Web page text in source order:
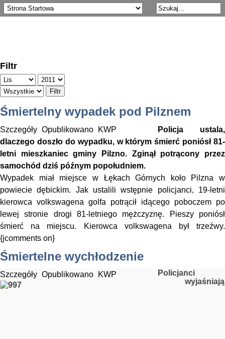
Filtr
Filtr
Śmiertelny wypadek pod Pilznem
Szczegóły Opublikowano KWP
Policja ustala,
dlaczego doszło do wypadku, w którym śmierć poniósł 81-
letni mieszkaniec gminy Pilzno. Zginął potrącony przez
samochód dziś późnym popołudniem.
Wypadek miał miejsce w Łękach Górnych koło Pilzna w
powiecie dębickim. Jak ustalili wstępnie policjanci, 19-letni
kierowca volkswagena golfa potrącił idącego poboczem po
lewej stronie drogi 81-letniego mężczyznę. Pieszy poniósł
śmierć na miejscu. Kierowca volkswagena był trzeźwy.
{jcomments on}
Śmiertelne wychłodzenie
Szczegóły Opublikowano KWP
Policjanci
wyjaśniają